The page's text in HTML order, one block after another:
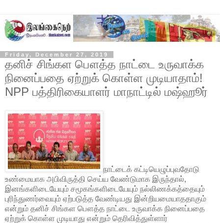
Friday, December 27, 2019
தனிச் சிங்கள பௌத்த நாட்டை உருவாக்க
நினைப்பதை ஏற்றுக் கொள்ள முடியாதாம்!
NPP பத்திரிகையாளர் மாநாட்டில் மஷ்ஹூர்
நாட்டைக் கட்டியெழுப்புவதோடு
உண்மையாக அபிவிருத்தி செய்ய வேண்டுமாக இருந்தால்,
இனங்களிடையேயும் சமூகங்களிடையேயும் நல்லிணக்கத்தையும்
புரிந்துணர்வையும் ஏற்படுத்த வேண்டியது இன்றியமையாததாகும்
என்றும் தனிச் சிங்கள பௌத்த நாட்டை உருவாக்க நினைப்பதை
ஏற்றுக் கொள்ள முடியாது என்றும் தெரிவித்துள்ளார்